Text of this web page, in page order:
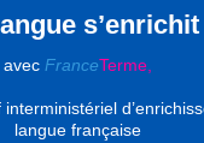
s’enrichit
avec FranceTerme,
langue française